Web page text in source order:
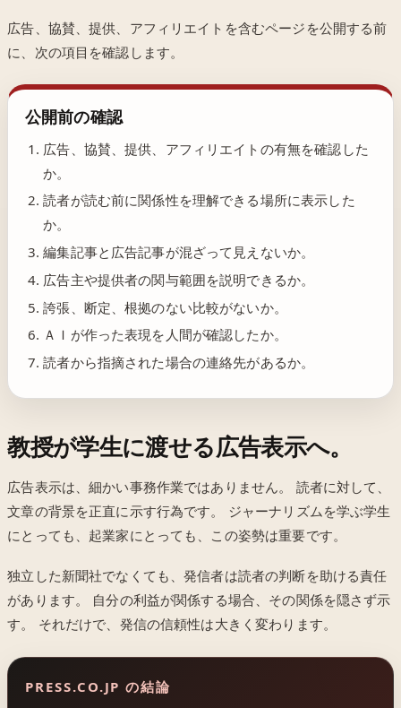
広告、協賛、提供、アフィリエイトを含むページを公開する前
に、次の項目を確認します。
公開前の確認
広告、協賛、提供、アフィリエイトの有無を確認した
か。
読者が読む前に関係性を理解できる場所に表示した
か。
編集記事と広告記事が混ざって見えないか。
広告主や提供者の関与範囲を説明できるか。
誇張、断定、根拠のない比較がないか。
ＡＩが作った表現を人間が確認したか。
読者から指摘された場合の連絡先があるか。
教授が学生に渡せる広告表示へ。
広告表示は、細かい事務作業ではありません。 読者に対して、
文章の背景を正直に示す行為です。 ジャーナリズムを学ぶ学生
にとっても、起業家にとっても、この姿勢は重要です。
独立した新聞社でなくても、発信者は読者の判断を助ける責任
があります。 自分の利益が関係する場合、その関係を隠さず示
す。 それだけで、発信の信頼性は大きく変わります。
PRESS.CO.JP の結論